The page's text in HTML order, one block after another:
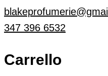
347 396 6532
Carrello